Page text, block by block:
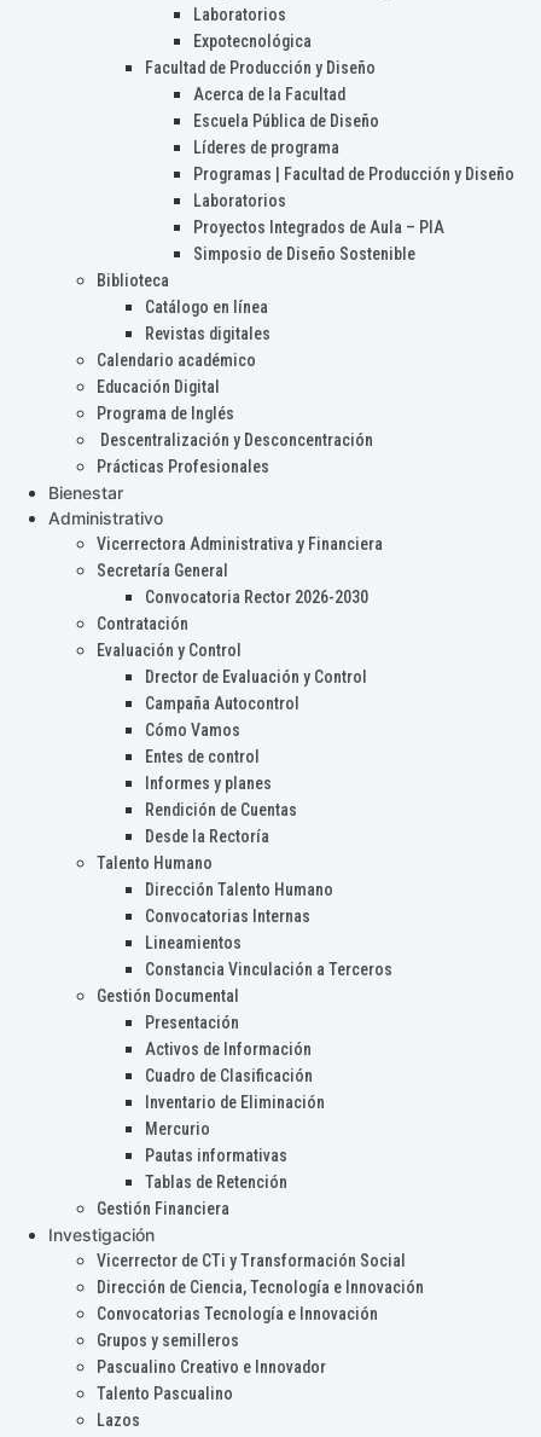
Laboratorios
Expotecnológica
Facultad de Producción y Diseño
Acerca de la Facultad
Escuela Pública de Diseño
Líderes de programa
Programas | Facultad de Producción y Diseño
Laboratorios
Proyectos Integrados de Aula – PIA
Simposio de Diseño Sostenible
Biblioteca
Catálogo en línea
Revistas digitales
Calendario académico
Educación Digital
Programa de Inglés
Descentralización y Desconcentración
Prácticas Profesionales
Bienestar
Administrativo
Vicerrectora Administrativa y Financiera
Secretaría General
Convocatoria Rector 2026-2030
Contratación
Evaluación y Control
Drector de Evaluación y Control
Campaña Autocontrol
Cómo Vamos
Entes de control
Informes y planes
Rendición de Cuentas
Desde la Rectoría
Talento Humano
Dirección Talento Humano
Convocatorias Internas
Lineamientos
Constancia Vinculación a Terceros
Gestión Documental
Presentación
Activos de Información
Cuadro de Clasificación
Inventario de Eliminación
Mercurio
Pautas informativas
Tablas de Retención
Gestión Financiera
Investigación
Vicerrector de CTi y Transformación Social
Dirección de Ciencia, Tecnología e Innovación
Convocatorias Tecnología e Innovación
Grupos y semilleros
Pascualino Creativo e Innovador
Talento Pascualino
Lazos